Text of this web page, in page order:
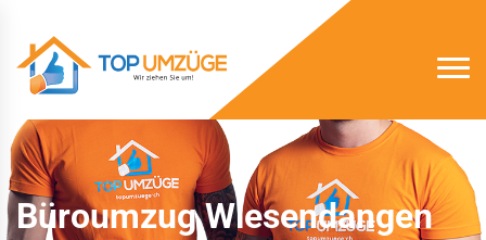
Büroumzug Wiesendangen